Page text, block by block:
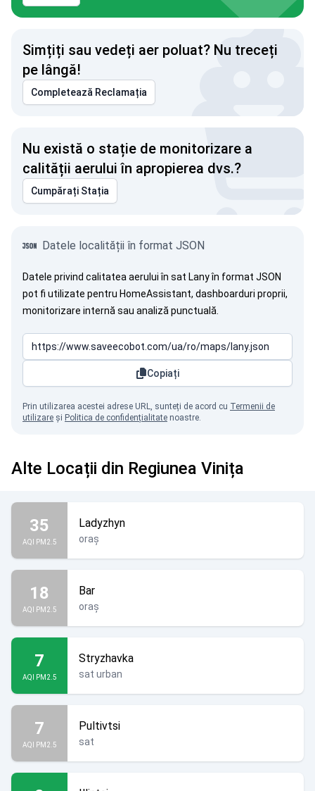
Simțiți sau vedeți aer poluat? Nu treceți
pe lângă!
Completează Reclamația
Nu există o stație de monitorizare a
calității aerului în apropierea dvs.?
Cumpărați Stația
Datele localității în format JSON
Datele privind calitatea aerului în sat Lany în format JSON
pot fi utilizate pentru HomeAssistant, dashboarduri proprii,
monitorizare internă sau analiză punctuală.
Copiați
Prin utilizarea acestei adrese URL, sunteți de acord cu Termenii de
utilizare și Politica de confidențialitate noastre.
Alte Locații din Regiunea Vinița
35
AQI PM2.5
Ladyzhyn
oraș
18
AQI PM2.5
Bar
oraș
7
AQI PM2.5
Stryzhavka
sat urban
7
AQI PM2.5
Pultivtsi
sat